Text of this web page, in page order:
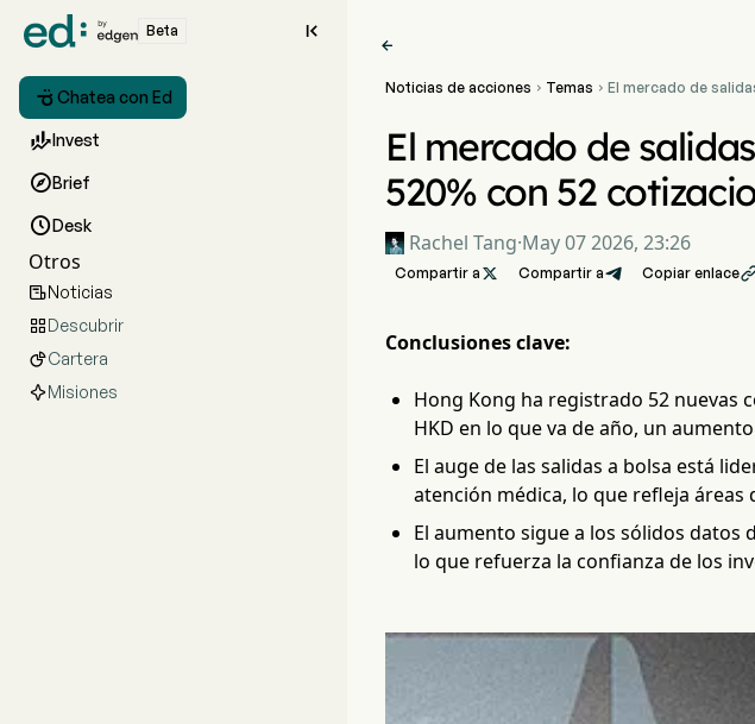
Beta 
 Chatea con Ed
Invest
Brief
Desk
Otros
Noticias
Descubrir
Cartera
Misiones

Noticias de acciones  Temas  El mercado de
cotizaciones en 2026
El mercado de
520% con 52
Rachel Tang·May 07 2026, 23:26
Compartir a  Compartir a Copiar enlace
Conclusiones clave:
Hong Kong ha registrado 52 nuevas
HKD en lo que va de año, un
El auge de las salidas a bolsa está
atención médica, lo que refleja áreas
El aumento sigue a los sólidos datos
lo que refuerza la confianza de los